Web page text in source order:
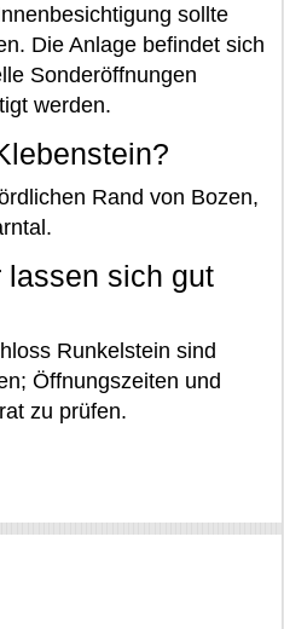
sollte
Die Anlage befindet sich
Sonderöffnungen
werden.
Rand von Bozen,
sich gut
Runkelstein sind
Öffnungszeiten und
zu prüfen.